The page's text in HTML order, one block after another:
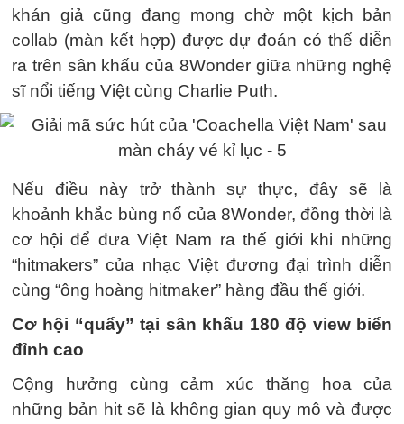
khán giả cũng đang mong chờ một kịch bản
collab (màn kết hợp) được dự đoán có thể diễn
ra trên sân khấu của 8Wonder giữa những nghệ
sĩ nổi tiếng Việt cùng Charlie Puth.
Nếu điều này trở thành sự thực, đây sẽ là
khoảnh khắc bùng nổ của 8Wonder, đồng thời là
cơ hội để đưa Việt Nam ra thế giới khi những
“hitmakers” của nhạc Việt đương đại trình diễn
cùng “ông hoàng hitmaker” hàng đầu thế giới.
Cơ hội “quẩy” tại sân khấu 180 độ view biển
đỉnh cao
Cộng hưởng cùng cảm xúc thăng hoa của
những bản hit sẽ là không gian quy mô và được